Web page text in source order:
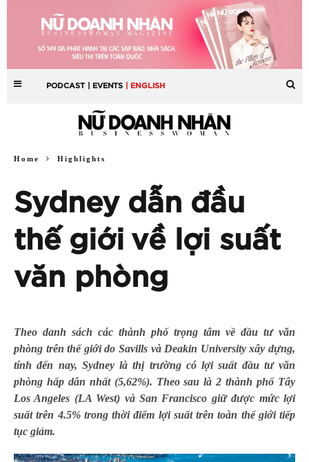
PODCAST | EVENTS | ENGLISH
Home Highlights
Sydney dẫn đầu
thế giới về lợi suất
văn phòng
Theo danh sách các thành phố trọng tâm về đầu tư văn
phòng trên thế giới do Savills và Deakin University xây dựng,
tính đến nay, Sydney là thị trường có lợi suất đầu tư văn
phòng hấp dẫn nhất (5,62%). Theo sau là 2 thành phố Tây
Los Angeles (LA West) và San Francisco giữ được mức lợi
suất trên 4.5% trong thời điểm lợi suất trên toàn thế giới tiếp
tục giảm.